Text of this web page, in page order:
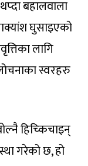
बहालवाला
घुसाइएको
लागि
स्वरहरु
हिच्किचाइन्
गरेको छ, हो